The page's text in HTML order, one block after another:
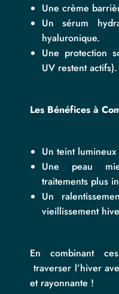
Une crème
Un sérum
hyaluronique.
Une protection
UV restent actifs).
Les Bénéfices à
Un teint
Une peau
traitements plus
Un
vieillissement
En combinant
traverser l’hiver
et rayonnante !